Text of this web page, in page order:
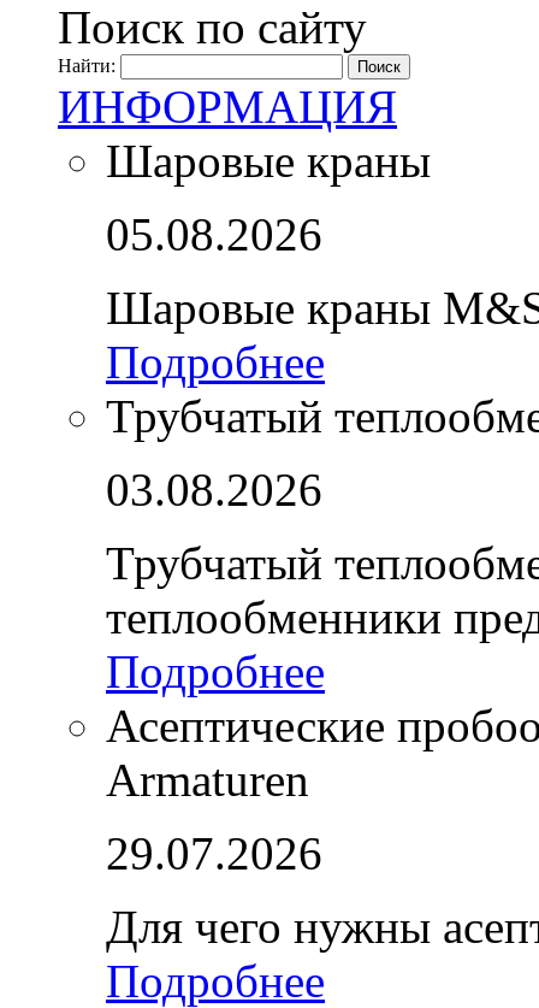
Поиск по сайту
Найти:
ИНФОРМАЦИЯ
Шаровые краны
05.08.2026
Шаровые краны
Подробнее
Трубчатый
03.08.2026
Трубчатый
теплообменники
Подробнее
Асептические
Armaturen
29.07.2026
Для чего нужны
Подробнее